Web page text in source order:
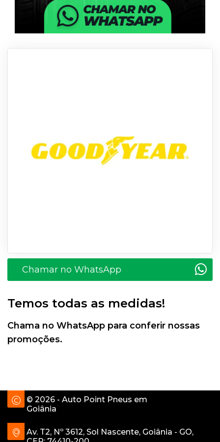
Chamar no WhatsApp
Temos todas as medidas!
Chama no WhatsApp para conferir nossas
promoções.
© 2026 - Auto Point Pneus em
Goiânia
Av. T2, Nº 3612, Sol Nascente, Goiânia - GO,